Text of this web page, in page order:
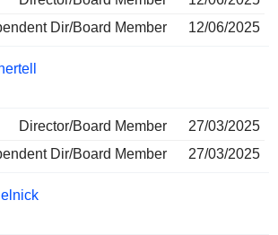
Dir/Board Member
12/06/2025
Director/Board Member
27/03/2025
Dir/Board Member
27/03/2025